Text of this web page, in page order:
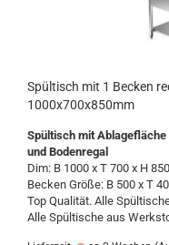
Spültisch mit 1 Becken
1000x700x850mm
Spültisch mit Ablagefläche
und Bodenregal
Dim: B 1000 x T 700 x H
Becken Größe: B 500 x T
Top Qualität. Alle
Alle Spültische aus